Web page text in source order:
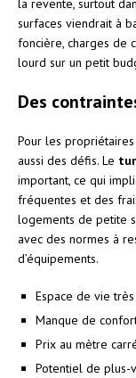
surfaces viendrait à
foncière, charges de
lourd sur un petit
Des
Pour les
aussi des défis. Le
important, ce qui
fréquentes et des
logements de petite
avec des normes à
d’équipements.
Espace de vie
Manque de
Prix au mètre
Potentiel de plus-